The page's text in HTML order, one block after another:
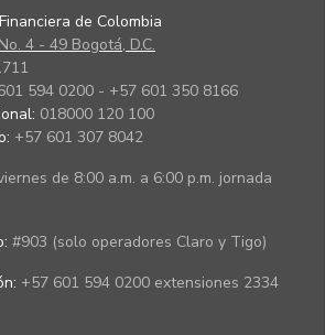
de Colombia
4 - 49 Bogotá, D.C.
594 0200 - +57 601 350 8166
018000 120 100
+57 601 307 8042
de 8:00 a.m. a 6:00 p.m. jornada
#903 (solo operadores Claro y Tigo)
+57 601 594 0200 extensiones 2334